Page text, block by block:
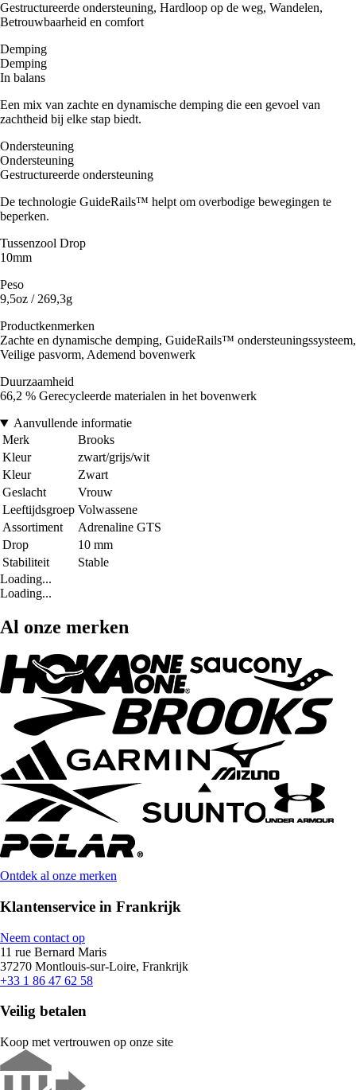
Gestructureerde ondersteuning, Hardloop op de weg, Wandelen,
Betrouwbaarheid en comfort
Demping
Demping
In balans
Een mix van zachte en dynamische demping die een gevoel van
zachtheid bij elke stap biedt.
Ondersteuning
Ondersteuning
Gestructureerde ondersteuning
De technologie GuideRails™ helpt om overbodige bewegingen te
beperken.
Tussenzool Drop
10mm
Peso
9,5oz / 269,3g
Productkenmerken
Zachte en dynamische demping, GuideRails™ ondersteuningssysteem,
Veilige pasvorm, Ademend bovenwerk
Duurzaamheid
66,2 % Gerecycleerde materialen in het bovenwerk
Aanvullende informatie
Merk
Brooks
Kleur
zwart/grijs/wit
Kleur
Zwart
Geslacht
Vrouw
Leeftijdsgroep Volwassene
Assortiment
Adrenaline GTS
Drop
10 mm
Stabiliteit
Stable
Loading...
Loading...
Al onze merken
Ontdek al onze merken
Klantenservice in Frankrijk
Neem contact op
11 rue Bernard Maris
37270 Montlouis-sur-Loire, Frankrijk
+33 1 86 47 62 58
Veilig betalen
Koop met vertrouwen op onze site